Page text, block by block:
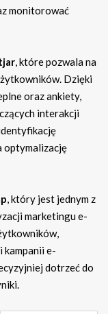
monitorować
, które pozwala na
Dzięki
oraz ankiety,
interakcji
optymalizację
, który jest jednym z
marketingu e-
kampanii e-
dotrzeć do